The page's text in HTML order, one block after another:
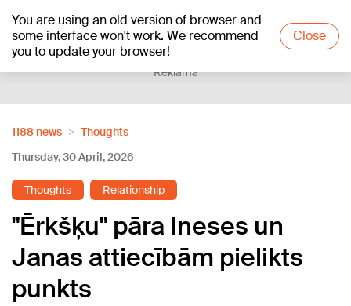
You are using an old version of browser and
some interface won't work. We recommend
you to update your browser!
Close
+21°C
Reklāma
1188 news
Thoughts
Thursday, 30 April, 2026
Thoughts Relationship
"Ērkšķu" pāra Ineses un
Janas attiecībām pielikts
punkts